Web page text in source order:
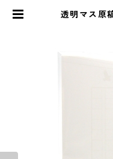
透明マス原